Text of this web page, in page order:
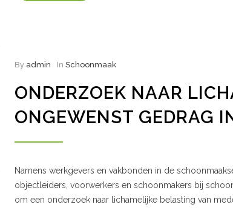
By admin In Schoonmaak
ONDERZOEK NAAR
ONGEWENST GEDRAG
Namens werkgevers en vakbonden in de
objectleiders, voorwerkers en schoonmakers bij
om een onderzoek naar lichamelijke belasting van